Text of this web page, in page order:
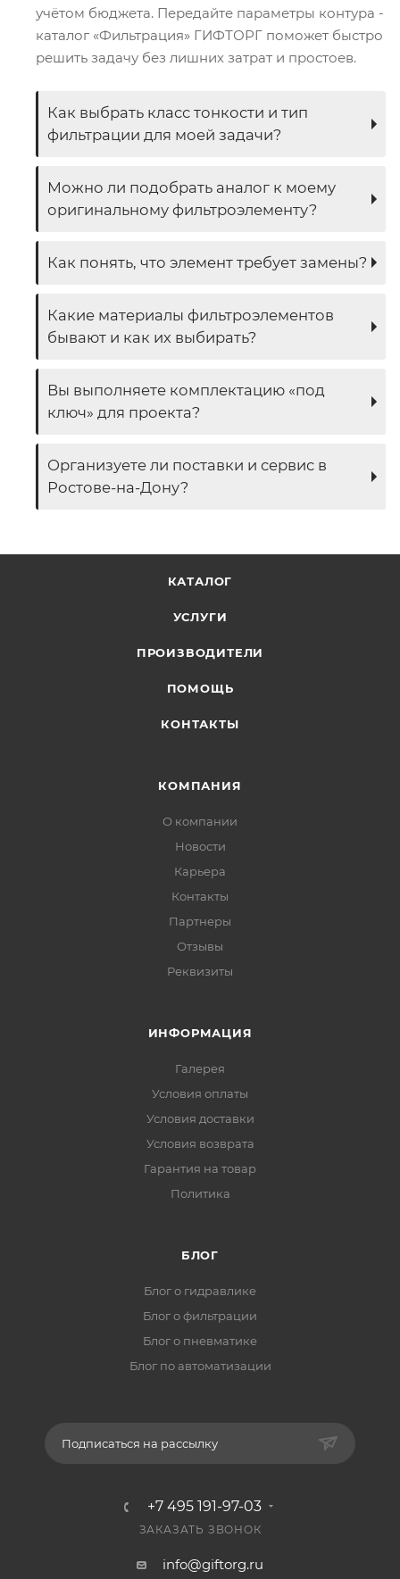
учётом бюджета. Передайте параметры контура -
каталог «Фильтрация» ГИФТОРГ поможет быстро
решить задачу без лишних затрат и простоев.
Как выбрать класс тонкости и тип
фильтрации для моей задачи?
Можно ли подобрать аналог к моему
оригинальному фильтроэлементу?
Как понять, что элемент требует замены?
Какие материалы фильтроэлементов
бывают и как их выбирать?
Вы выполняете комплектацию «под
ключ» для проекта?
Организуете ли поставки и сервис в
Ростове-на-Дону?
КАТАЛОГ
УСЛУГИ
ПРОИЗВОДИТЕЛИ
ПОМОЩЬ
КОНТАКТЫ
КОМПАНИЯ
О компании
Новости
Карьера
Контакты
Партнеры
Отзывы
Реквизиты
ИНФОРМАЦИЯ
Галерея
Условия оплаты
Условия доставки
Условия возврата
Гарантия на товар
Политика
БЛОГ
Блог о гидравлике
Блог о фильтрации
Блог о пневматике
Блог по автоматизации
Подписаться на рассылку
+7 495 191-97-03
ЗАКАЗАТЬ ЗВОНОК
info@giftorg.ru